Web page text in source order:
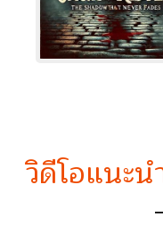
วิดีโอแนะ